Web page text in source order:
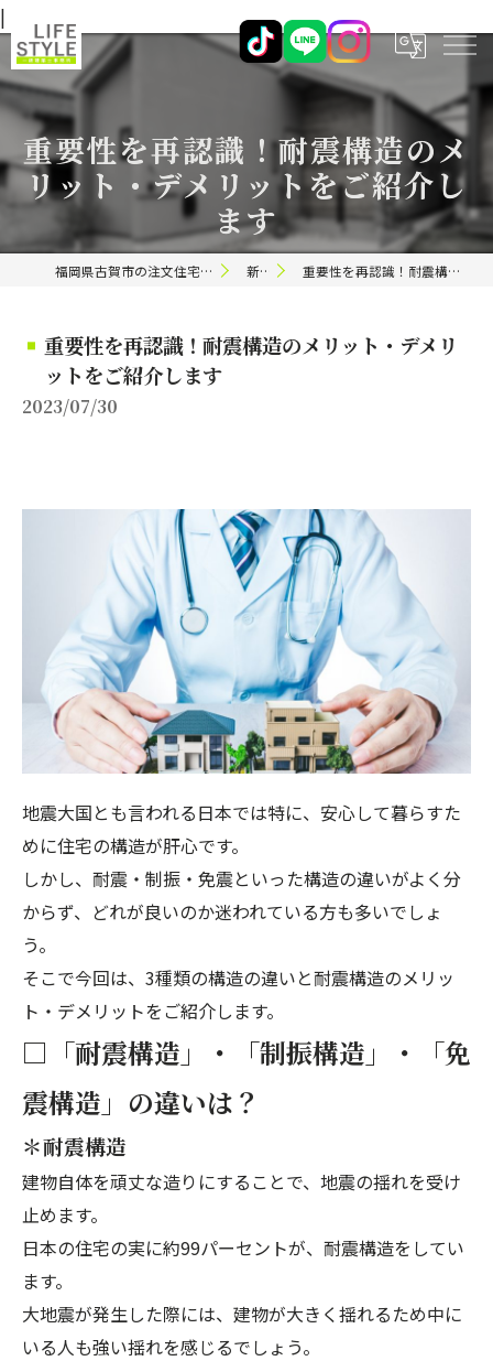
|
重要性を再認識！耐震構造のメ
リット・デメリットをご紹介し
ます
福岡県古賀市の注文住宅ならライフスタイル 一級建築士事務所 新着情報 重要性を再認識！耐震構造のメリット・デメリットをご紹介します
重要性を再認識！耐震構造のメリット・デメリ
ットをご紹介します
2023/07/30
地震大国とも言われる日本では特に、安心して暮らすた
めに住宅の構造が肝心です。
しかし、耐震・制振・免震といった構造の違いがよく分
からず、どれが良いのか迷われている方も多いでしょ
う。
そこで今回は、3種類の構造の違いと耐震構造のメリッ
ト・デメリットをご紹介します。
□「耐震構造」・「制振構造」・「免
震構造」の違いは？
＊耐震構造
建物自体を頑丈な造りにすることで、地震の揺れを受け
止めます。
日本の住宅の実に約99パーセントが、耐震構造をしてい
ます。
大地震が発生した際には、建物が大きく揺れるため中に
いる人も強い揺れを感じるでしょう。